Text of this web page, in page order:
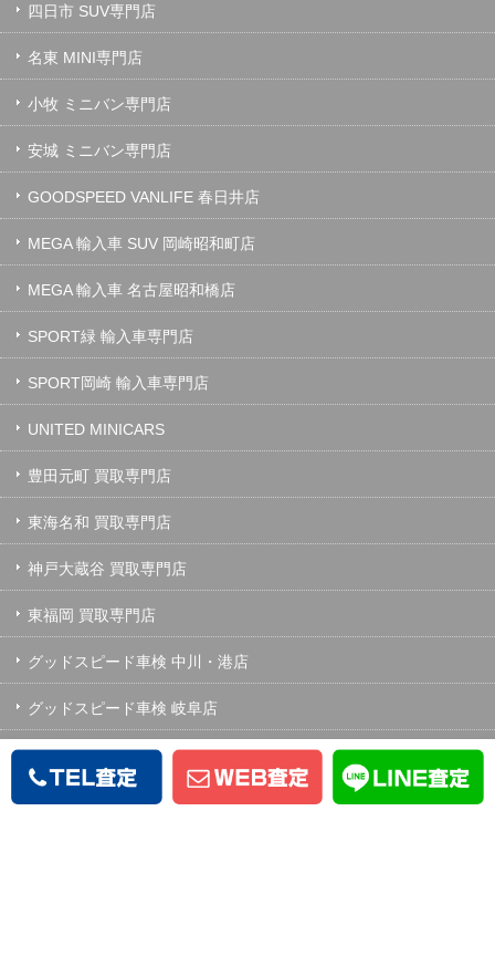
四日市 SUV専門店
名東 MINI専門店
小牧 ミニバン専門店
安城 ミニバン専門店
GOODSPEED VANLIFE 春日井店
MEGA 輸入車 SUV 岡崎昭和町店
MEGA 輸入車 名古屋昭和橋店
SPORT緑 輸入車専門店
SPORT岡崎 輸入車専門店
UNITED MINICARS
豊田元町 買取専門店
東海名和 買取専門店
神戸大蔵谷 買取専門店
東福岡 買取専門店
グッドスピード車検 中川・港店
グッドスピード車検 岐阜店
MEGA SUV イオンモール土岐店
中川BPセンター/中川全塗装専門工場